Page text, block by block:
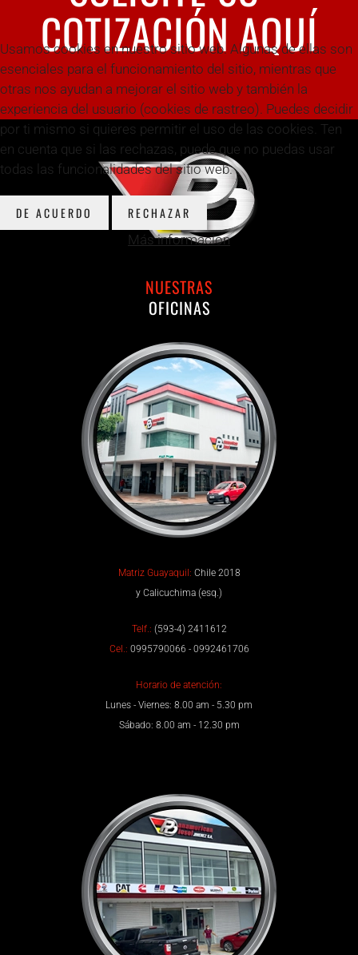
COTIZACIÓN AQUÍ
NUESTRAS
OFICINAS
Matriz Guayaquil: Chile 2018
y Calicuchima (esq.)
Telf.: (593-4) 2411612
Cel.: 0995790066 - 0992461706
Horario de atención:
Lunes - Viernes: 8.00 am - 5.30 pm
Sábado: 8.00 am - 12.30 pm
Usamos cookies en nuestro sitio web. Algunas de ellas son
esenciales para el funcionamiento del sitio, mientras que
otras nos ayudan a mejorar el sitio web y también la
experiencia del usuario (cookies de rastreo). Puedes decidir
por ti mismo si quieres permitir el uso de las cookies. Ten
en cuenta que si las rechazas, puede que no puedas usar
todas las funcionalidades del sitio web.
DE ACUERDO RECHAZAR
Más información